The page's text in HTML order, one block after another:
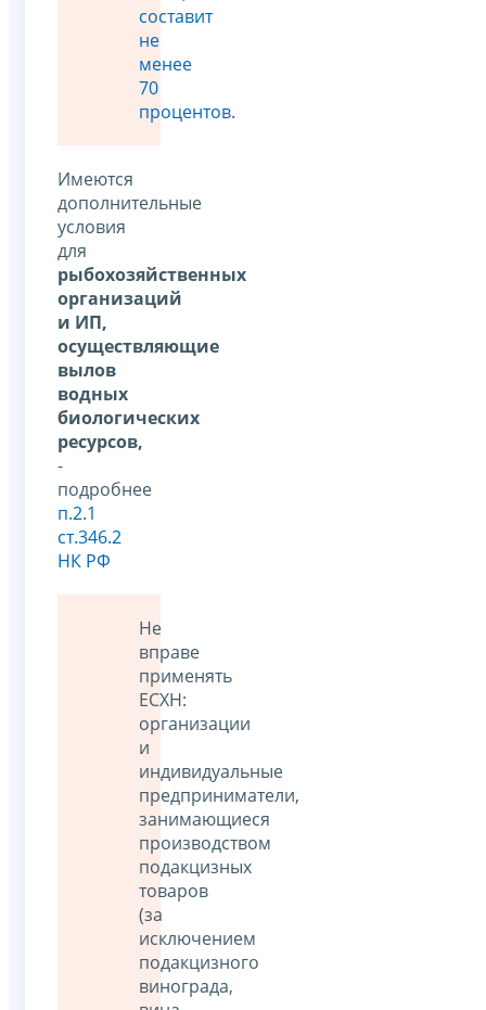
составит
не
менее
70
процентов.
Имеются
дополнительные
условия
для
рыбохозяйственных
организаций
и ИП,
осуществляющие
вылов
водных
биологических
ресурсов,
-
подробнее
п.2.1
ст.346.2
НК РФ
Не
вправе
применять
ЕСХН:
организации
и
индивидуальные
предприниматели,
занимающиеся
производством
подакцизных
товаров
(за
исключением
подакцизного
винограда,